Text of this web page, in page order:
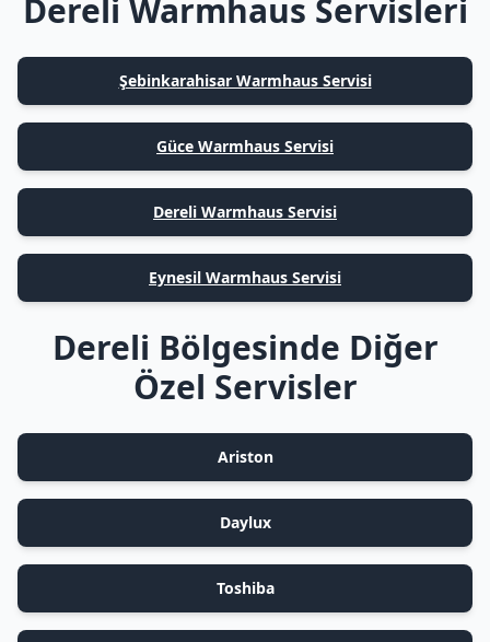
Dereli Warmhaus Servisleri
Şebinkarahisar Warmhaus Servisi
Güce Warmhaus Servisi
Dereli Warmhaus Servisi
Eynesil Warmhaus Servisi
Dereli Bölgesinde Diğer
Özel Servisler
Ariston
Daylux
Toshiba